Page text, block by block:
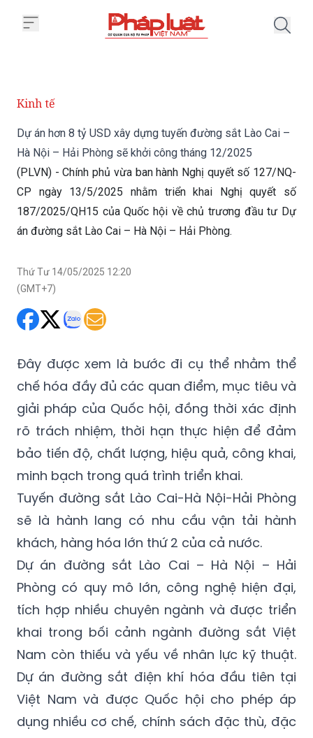
Kinh tế
Dự án hơn 8 tỷ USD xây dựng tuyến đường sắt Lào Cai –
Hà Nội – Hải Phòng sẽ khởi công tháng 12/2025
(PLVN) - Chính phủ vừa ban hành Nghị quyết số 127/NQ-
CP ngày 13/5/2025 nhằm triển khai Nghị quyết số
án đường sắt Lào Cai – Hà Nội – Hải Phòng.
Thứ Tư 14/05/2025 12:20
Đây được xem là bước đi cụ thể nhằm thể
chế hóa đầy đủ các quan điểm, mục tiêu và
giải pháp của Quốc hội, đồng thời xác định
rõ trách nhiệm, thời hạn thực hiện để đảm
bảo tiến độ, chất lượng, hiệu quả, công khai,
minh bạch trong quá trình triển khai.
Tuyến đường sắt Lào Cai-Hà Nội-Hải Phòng
sẽ là hành lang có nhu cầu vận tải hành
khách, hàng hóa lớn thứ 2 của cả nước.
Dự án đường sắt Lào Cai – Hà Nội – Hải
Phòng có quy mô lớn, công nghệ hiện đại,
tích hợp nhiều chuyên ngành và được triển
khai trong bối cảnh ngành đường sắt Việt
Nam còn thiếu và yếu về nhân lực kỹ thuật.
Dự án đường sắt điện khí hóa đầu tiên tại